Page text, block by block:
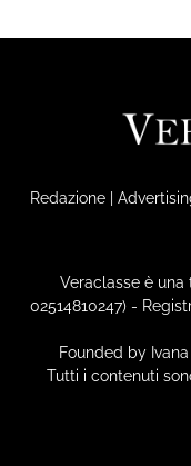
Redazione|
Veraclasse è una
02514810247) -
Founded by
Tutti i contenuti